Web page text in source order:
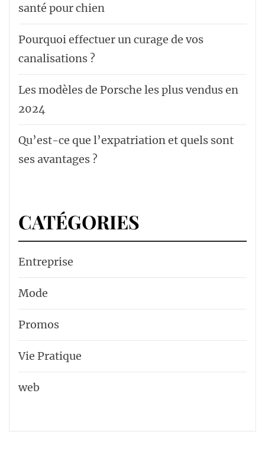
santé pour chien
Pourquoi effectuer un curage de vos
canalisations ?
Les modèles de Porsche les plus vendus en
2024
Qu’est-ce que l’expatriation et quels sont
ses avantages ?
CATÉGORIES
Entreprise
Mode
Promos
Vie Pratique
web